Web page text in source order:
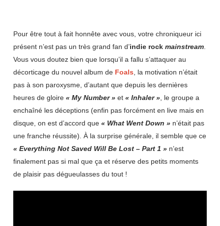
Pour être tout à fait honnête avec vous, votre chroniqueur ici
présent n’est pas un très grand fan d’indie rock mainstream.
Vous vous doutez bien que lorsqu’il a fallu s’attaquer au
décorticage du nouvel album de Foals , la motivation n’était
pas à son paroxysme, d’autant que depuis les dernières
heures de gloire « My Number »et « Inhaler », le groupe a
enchaîné les déceptions (enfin pas forcément en live mais en
disque, on est d’accord que « What Went Down »n’était pas
une franche réussite). À la surprise générale, il semble que ce
« Everything Not Saved Will Be Lost – Part 1 »n’est
finalement pas si mal que ça et réserve des petits moments
de plaisir pas dégueulasses du tout !